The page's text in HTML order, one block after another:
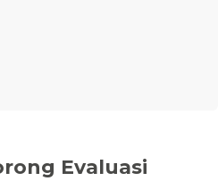
Evaluasi